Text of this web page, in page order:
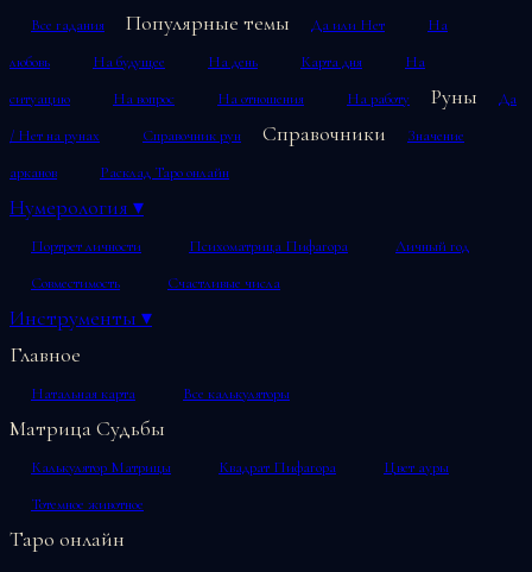
Все гадания Популярные темы Да или Нет
На
любовь
На будущее На день Карта дня
На
ситуацию
На вопрос На отношения На работу Руны
Да
/ Нет на рунах
Справочник рун Справочники
Значение
арканов
Расклад Таро онлайн
Нумерология ▾
Портрет личности Психоматрица Пифагора
Личный год
Совместимость
Счастливые числа
Инструменты ▾
Главное
Натальная карта Все калькуляторы
Матрица Судьбы
Калькулятор Матрицы Квадрат Пифагора
Цвет ауры
Тотемное животное
Таро онлайн